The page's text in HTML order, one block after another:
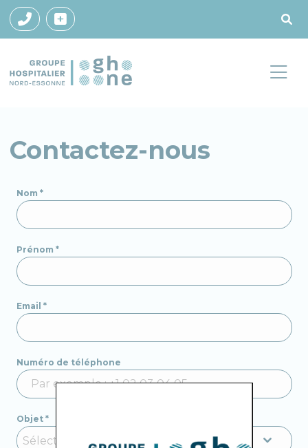
Contactez-nous
Nom *
Prénom *
Email *
Numéro de téléphone
Objet *
Sélectionnez un objet